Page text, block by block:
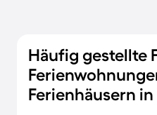
Häufig gestellte
Ferienhäusern